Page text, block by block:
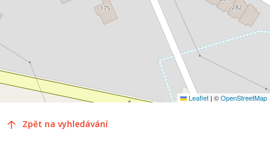
Leaflet | ©OpenStreetMap
Zpět na vyhledávání